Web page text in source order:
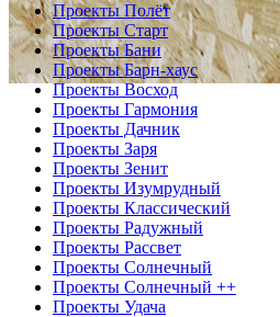
Проекты Полёт
Проекты Старт
Проекты Бани
Проекты Барн-хаус
Проекты Восход
Проекты Гармония
Проекты Дачник
Проекты Заря
Проекты Зенит
Проекты Изумрудный
Проекты Классический
Проекты Радужный
Проекты Рассвет
Проекты Солнечный
Проекты Солнечный ++
Проекты Удача